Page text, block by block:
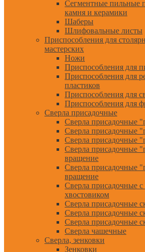
Сегментные пильные
камня и керамики
Шаберы
Шлифовальные листы
Приспособления для
мастерских
Ножи
Приспособления для
Приспособления для
пластиков
Приспособления для
Приспособления для
Сверла присадочные
Сверла присадочные
Сверла присадочные
Сверла присадочные
Сверла присадочные
вращение
Сверла присадочные
вращение
Сверла присадочные с
хвостовиком
Сверла присадочные
Сверла присадочные
Сверла присадочные
Сверла чашечные
Сверла, зенковки
Зенковки